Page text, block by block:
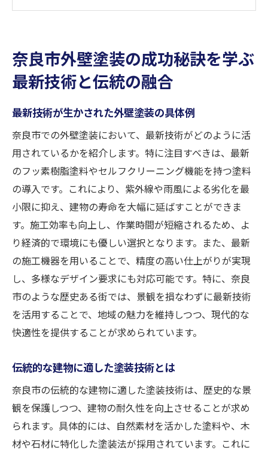
外壁塗装で実現する新旧融合の可能性
外壁塗装で守る歴史的景観と耐久性奈良市の実
長持ちする外壁塗装の重要性と事例
外壁塗装で実現する耐久性の向上
奈良市における景観保護の外壁塗装
歴史に配慮した塗装材料の選び方
耐候性を考慮した外壁塗装の事例
成功する外壁塗装の秘訣プロの業者と施工時期
の選び方
外壁塗装の成功事例に見るプロの選び方
施工時期が与える外壁塗装への影響
奈良市でのプロ業者選定ポイント
信頼できる施工業者の選び方
施工時期の見極めが成功を左右する
耐候性を高めるための塗料選び奈良市での事例
から学ぶ
奈良市で選ばれる耐候性の高い塗料
奈良市外壁塗装の成功秘訣を学ぶ
最新技術と伝統の融合
最新技術が生かされた外壁塗装の具体例
奈良市での外壁塗装において、最新技術がどのように活
用されているかを紹介します。特に注目すべきは、最新
のフッ素樹脂塗料やセルフクリーニング機能を持つ塗料
の導入です。これにより、紫外線や雨風による劣化を最
小限に抑え、建物の寿命を大幅に延ばすことができま
す。施工効率も向上し、作業時間が短縮されるため、よ
り経済的で環境にも優しい選択となります。また、最新
の施工機器を用いることで、精度の高い仕上がりが実現
し、多様なデザイン要求にも対応可能です。特に、奈良
市のような歴史ある街では、景観を損なわずに最新技術
を活用することで、地域の魅力を維持しつつ、現代的な
快適性を提供することが求められています。
伝統的な建物に適した塗装技術とは
奈良市の伝統的な建物に適した塗装技術は、歴史的な景
観を保護しつつ、建物の耐久性を向上させることが求め
られます。具体的には、自然素材を活かした塗料や、木
材や石材に特化した塗装法が採用されています。これに